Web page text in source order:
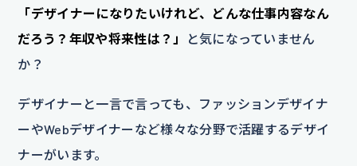
「デザイナーになりたいけれど、どんな仕事内容なん
だろう？年収や将来性は？」
と気になっていません
か？
デザイナーと一言で言っても、ファッションデザイナ
ーやWebデザイナーなど様々な分野で活躍するデザイ
ナーがいます。